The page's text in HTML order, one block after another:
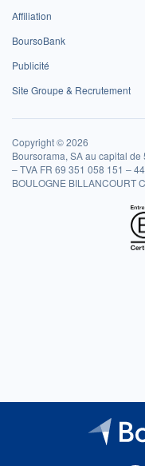
Affiliation
BoursoBank
Publicité
Site Groupe & Recrutement
Copyright © 2026
Boursorama, SA au capital
– TVA FR 69 351 058 151 –
BOULOGNE BILLANCOURT